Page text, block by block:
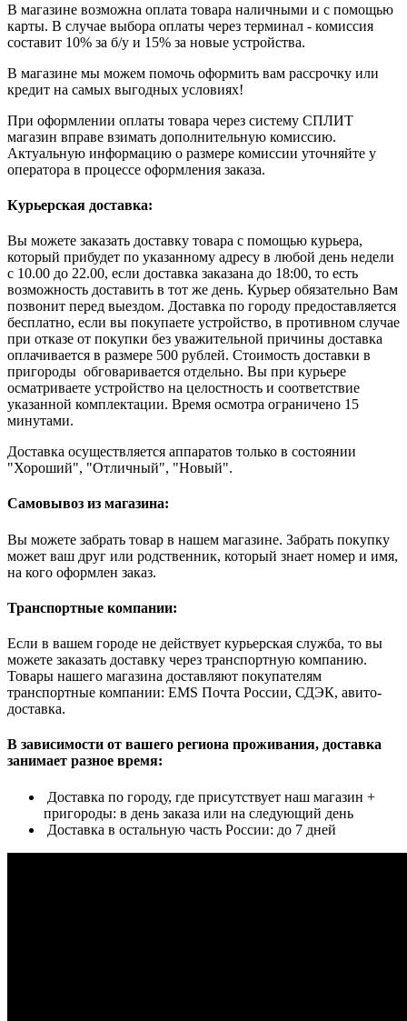
В магазине возможна оплата товара наличными и с помощью
карты. В случае выбора оплаты через терминал - комиссия
составит 10% за б/у и 15% за новые устройства.
В магазине мы можем помочь оформить вам рассрочку или
кредит на самых выгодных условиях!
При оформлении оплаты товара через систему СПЛИТ
магазин вправе взимать дополнительную комиссию.
Актуальную информацию о размере комиссии уточняйте у
оператора в процессе оформления заказа.
Курьерская доставка:
Вы можете заказать доставку товара с помощью курьера,
который прибудет по указанному адресу в любой день недели
с 10.00 до 22.00, если доставка заказана до 18:00, то есть
возможность доставить в тот же день. Курьер обязательно Вам
позвонит перед выездом. Доставка по городу предоставляется
бесплатно, если вы покупаете устройство, в противном случае
при отказе от покупки без уважительной причины доставка
оплачивается в размере 500 рублей. Стоимость доставки в
пригороды обговаривается отдельно. Вы при курьере
осматриваете устройство на целостность и соответствие
указанной комплектации. Время осмотра ограничено 15
минутами.
Доставка осуществляется аппаратов только в состоянии
"Хороший", "Отличный", "Новый".
Самовывоз из магазина:
Вы можете забрать товар в нашем магазине. Забрать покупку
может ваш друг или родственник, который знает номер и имя,
на кого оформлен заказ.
Транспортные компании:
Если в вашем городе не действует курьерская служба, то вы
можете заказать доставку через транспортную компанию.
Товары нашего магазина доставляют покупателям
транспортные компании: EMS Почта России, СДЭК, авито-
доставка.
В зависимости от вашего региона проживания, доставка
занимает разное время:
Доставка по городу, где присутствует наш магазин +
пригороды: в день заказа или на следующий день
Доставка в остальную часть России: до 7 дней